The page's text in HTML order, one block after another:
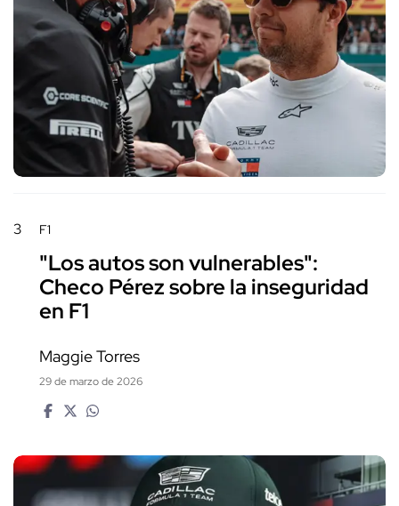
3 F1
"Los autos son vulnerables":
Checo Pérez sobre la inseguridad
en F1
Maggie Torres
29 de marzo de 2026